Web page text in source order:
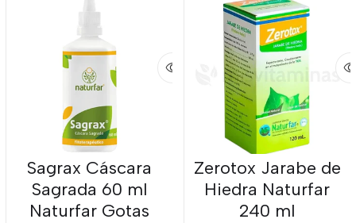
Sagrax Cáscara
Sagrada 60 ml
Naturfar Gotas
Zerotox Jarabe de
Hiedra Naturfar
240 ml